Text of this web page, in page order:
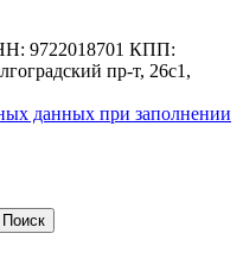
9722018701 КПП:
пр-т, 26с1,
данных при заполнении
Поиск